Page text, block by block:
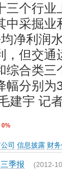
三个行业
中采掘
净利润
，但交
综合类
幅分别
建宇 记
0%
公司 信息披露 财
季报 (2012-